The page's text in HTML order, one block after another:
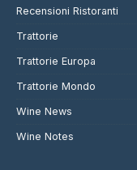
Recensioni Ristoranti
Trattorie
Trattorie Europa
Trattorie Mondo
Wine News
Wine Notes